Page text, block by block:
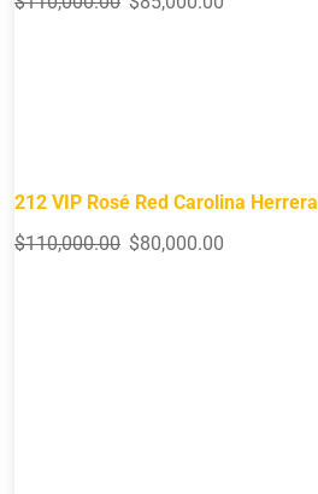
212 VIP Rosé Red Carolina Herrera
$110,000.00 $80,000.00